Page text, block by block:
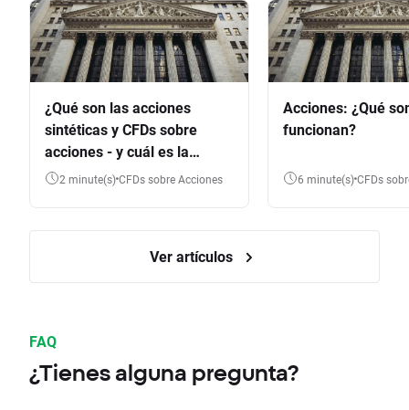
¿Qué son las acciones
sintéticas y CFDs sobre
acciones - y cuál es la
diferencia?
2 minute(s) CFDs sobre Acciones
Acciones: ¿Qué
funcionan?
6 minute(s) CFDs
Ver artículos
FAQ
¿Tienes alguna pregunta?